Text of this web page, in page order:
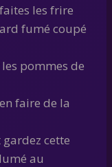
les frire
fumé coupé
pommes de
faire de la
cette
au